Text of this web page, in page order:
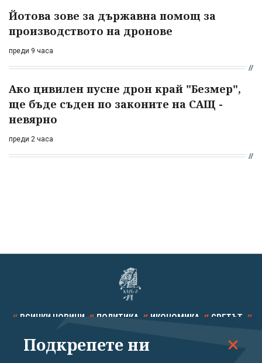
Йотова зове за държавна помощ за
производството на дронове
преди 9 часа
Ако цивилен пусне дрон край "Безмер",
ще бъде съден по законите на САЩ -
невярно
преди 2 часа
ВСИЧКИ НОВИНИ ПОЛИТИКА ИКОНОМИКА СВЕТЪТ
СПОРТ КУЛТУРА ТЕХНОЛОГИИ КАЛЕЙДОСКОП
Подкрепете ни